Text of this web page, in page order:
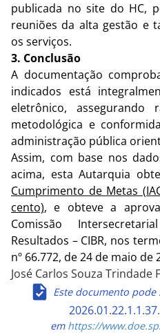
publicada no site do HC,
reuniões da alta gestão e
os serviços.
3. Conclusão
A documentação
indicados está
eletrônico, assegurando
metodológica e
administração pública
Assim, com base nos
acima, esta Autarquia
Cumprimento de Metas
cento), e obteve a
Comissão
Resultados – CIBR, nos
nº 66.772, de 24 de maio de
José Carlos Souza Trindade
Este documento
emhttps://